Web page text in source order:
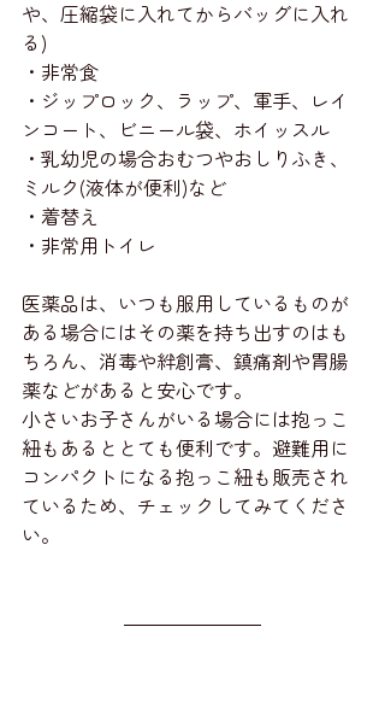
や、圧縮袋に入れてからバッグに入れ
る)
・非常食
・ジップロック、ラップ、軍手、レイ
ンコート、ビニール袋、ホイッスル
・乳幼児の場合おむつやおしりふき、
ミルク(液体が便利)など
・着替え
・非常用トイレ
医薬品は、いつも服用しているものが
ある場合にはその薬を持ち出すのはも
ちろん、消毒や絆創膏、鎮痛剤や胃腸
薬などがあると安心です。
小さいお子さんがいる場合には抱っこ
紐もあるととても便利です。避難用に
コンパクトになる抱っこ紐も販売され
ているため、チェックしてみてくださ
い。